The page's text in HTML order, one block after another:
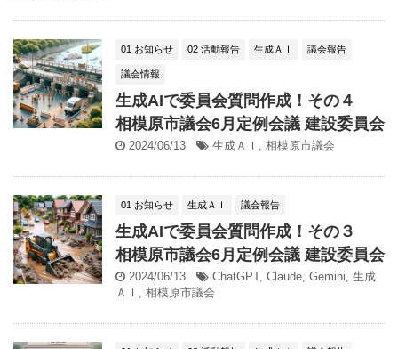
01 お知らせ 02 活動報告 生成ＡＩ 議会報告
議会情報
生成AIで委員会質問作成！その４
相模原市議会6月定例会議 建設委員会
2024/06/13 生成ＡＩ , 相模原市議会
01 お知らせ 生成ＡＩ 議会報告
生成AIで委員会質問作成！その３
相模原市議会6月定例会議 建設委員会
2024/06/13 ChatGPT, Claude, Gemini, 生成
ＡＩ , 相模原市議会